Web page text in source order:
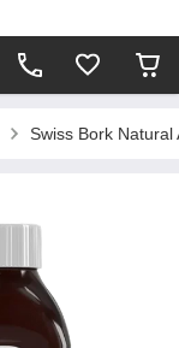
Swiss Bork Natural